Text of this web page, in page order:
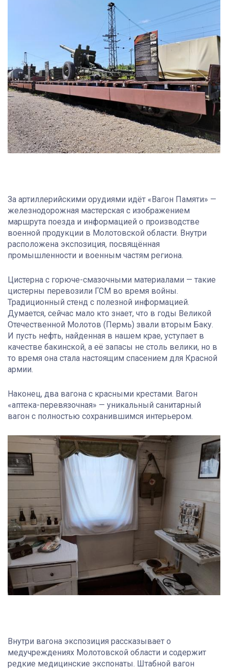
За артиллерийскими орудиями идёт «Вагон Памяти» —
железнодорожная мастерская с изображением
маршрута поезда и информацией о производстве
военной продукции в Молотовской области. Внутри
расположена экспозиция, посвящённая
промышленности и военным частям региона.
Цистерна с горюче-смазочными материалами — такие
цистерны перевозили ГСМ во время войны.
Традиционный стенд с полезной информацией.
Думается, сейчас мало кто знает, что в годы Великой
Отечественной Молотов (Пермь) звали вторым Баку.
И пусть нефть, найденная в нашем крае, уступает в
качестве бакинской, а её запасы не столь велики, но в
то время она стала настоящим спасением для Красной
армии.
Наконец, два вагона с красными крестами. Вагон
«аптека-перевязочная» — уникальный санитарный
вагон с полностью сохранившимся интерьером.
Внутри вагона экспозиция рассказывает о
медучреждениях Молотовской области и содержит
редкие медицинские экспонаты. Штабной вагон